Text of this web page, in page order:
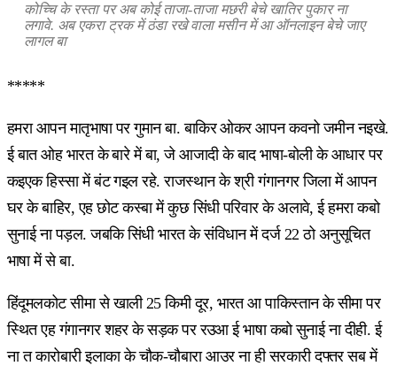
कोच्चि के रस्ता पर अब कोई ताजा-ताजा मछरी बेचे खातिर पुकार ना
लगावे. अब एकरा ट्रक में ठंडा रखे वाला मसीन में आ ऑनलाइन बेचे जाए
लागल बा
*****
हमरा आपन मातृभाषा पर गुमान बा. बाकिर ओकर आपन कवनो जमीन नइखे.
ई बात ओह भारत के बारे में बा, जे आजादी के बाद भाषा-बोली के आधार पर
कइएक हिस्सा में बंट गइल रहे. राजस्थान के श्री गंगानगर जिला में आपन
घर के बाहिर, एह छोट कस्बा में कुछ सिंधी परिवार के अलावे, ई हमरा कबो
सुनाई ना पड़ल. जबकि सिंधी भारत के संविधान में दर्ज 22 ठो अनुसूचित
भाषा में से बा.
हिंदूमलकोट सीमा से खाली 25 किमी दूर, भारत आ पाकिस्तान के सीमा पर
स्थित एह गंगानगर शहर के सड़क पर रउआ ई भाषा कबो सुनाई ना दीही. ई
ना त कारोबारी इलाका के चौक-चौबारा आउर ना ही सरकारी दफ्तर सब में